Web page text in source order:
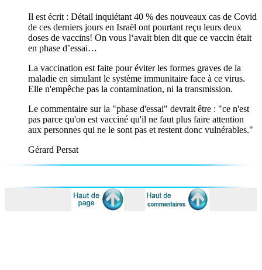
Il est écrit : Détail inquiétant 40 % des nouveaux cas de Covid
de ces derniers jours en Israël ont pourtant reçu leurs deux
doses de vaccins! On vous l‘avait bien dit que ce vaccin était
en phase d’essai…
La vaccination est faite pour éviter les formes graves de la
maladie en simulant le système immunitaire face à ce virus.
Elle n'empêche pas la contamination, ni la transmission.
Le commentaire sur la "phase d'essai" devrait être : "ce n'est
pas parce qu'on est vacciné qu'il ne faut plus faire attention
aux personnes qui ne le sont pas et restent donc vulnérables."
Gérard Persat